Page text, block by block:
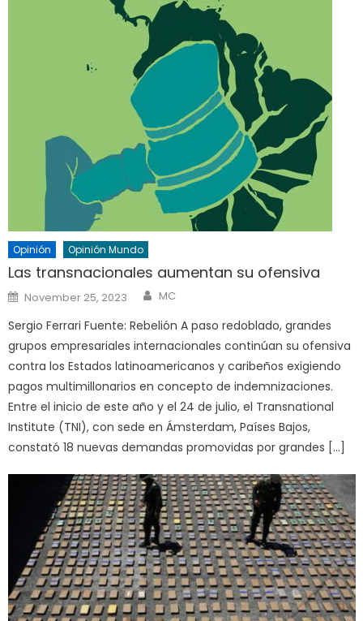
Opinión Opinión Mundo
Las transnacionales aumentan su ofensiva
Posted
on
November 25, 2023 Author
MC
Sergio Ferrari Fuente: Rebelión A paso redoblado, grandes
grupos empresariales internacionales continúan su ofensiva
contra los Estados latinoamericanos y caribeños exigiendo
pagos multimillonarios en concepto de indemnizaciones.
Entre el inicio de este año y el 24 de julio, el Transnational
Institute (TNI), con sede en Ámsterdam, Países Bajos,
constató 18 nuevas demandas promovidas por grandes […]